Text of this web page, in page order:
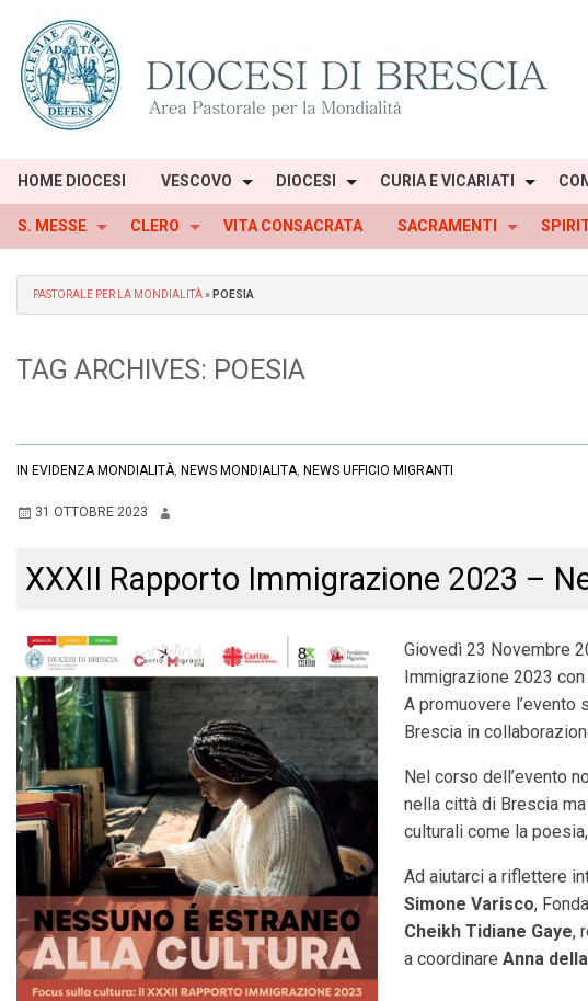
content
HOME DIOCESI VESCOVO DIOCESI CURIA E VICARIATI
S. MESSE CLERO VITA CONSACRATA SACRAMENTI
PASTORALE PER LA MONDIALITÀ» POESIA
TAG ARCHIVES: POESIA
IN EVIDENZA MONDIALITÀ, NEWS MONDIALITA, NEWS UFFICIO MIGRANTI
31 OTTOBRE 2023
XXXII Rapporto Immigrazione 2023 –
Giovedì 23 Novembre
Immigrazione 2023
A promuovere l’evento
Brescia in
Nel corso dell’evento
nella città di Brescia
culturali come la
Ad aiutarci a riflettere
Simone Varisco,
Cheikh Tidiane Gaye,
a coordinare Anna